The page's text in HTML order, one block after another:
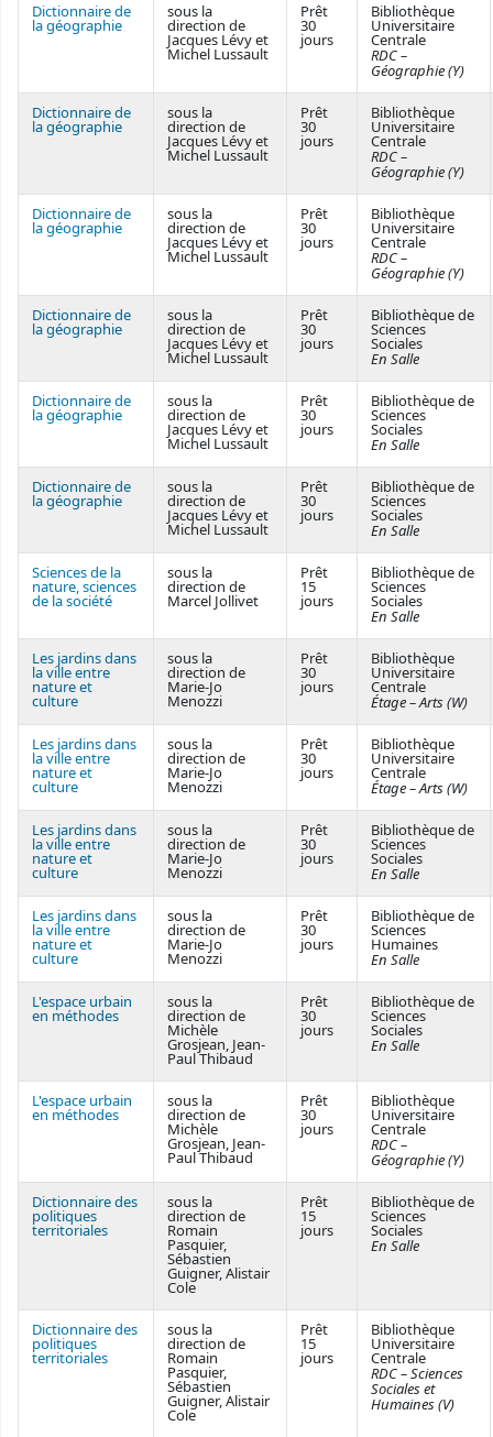
Dictionnaire de
la géographie
sous la
direction de
Jacques Lévy et
Michel Lussault
Prêt
30
jours
Bibliothèque
Universitaire
Centrale
RDC –
Géographie (Y)
Dictionnaire de
la géographie
sous la
direction de
Jacques Lévy et
Michel Lussault
Prêt
30
jours
Bibliothèque
Universitaire
Centrale
RDC –
Géographie (Y)
Dictionnaire de
la géographie
sous la
direction de
Jacques Lévy et
Michel Lussault
Prêt
30
jours
Bibliothèque
Universitaire
Centrale
RDC –
Géographie (Y)
Dictionnaire de
la géographie
sous la
direction de
Jacques Lévy et
Michel Lussault
Prêt
30
jours
Bibliothèque de
Sciences
Sociales
En Salle
Dictionnaire de
la géographie
sous la
direction de
Jacques Lévy et
Michel Lussault
Prêt
30
jours
Bibliothèque de
Sciences
Sociales
En Salle
Dictionnaire de
la géographie
sous la
direction de
Jacques Lévy et
Michel Lussault
Prêt
30
jours
Bibliothèque de
Sciences
Sociales
En Salle
Sciences de la
nature, sciences
de la société
sous la
direction de
Marcel Jollivet
Prêt
15
jours
Bibliothèque de
Sciences
Sociales
En Salle
Les jardins dans
la ville entre
nature et
culture
sous la
direction de
Marie-Jo
Menozzi
Prêt
30
jours
Bibliothèque
Universitaire
Centrale
Étage – Arts (W)
Les jardins dans
la ville entre
nature et
culture
sous la
direction de
Marie-Jo
Menozzi
Prêt
30
jours
Bibliothèque
Universitaire
Centrale
Étage – Arts (W)
Les jardins dans
la ville entre
nature et
culture
sous la
direction de
Marie-Jo
Menozzi
Prêt
30
jours
Bibliothèque de
Sciences
Sociales
En Salle
Les jardins dans
la ville entre
nature et
culture
sous la
direction de
Marie-Jo
Menozzi
Prêt
30
jours
Bibliothèque de
Sciences
Humaines
En Salle
L'espace urbain
en méthodes
sous la
direction de
Michèle
Grosjean, Jean-
Paul Thibaud
Prêt
30
jours
Bibliothèque de
Sciences
Sociales
En Salle
L'espace urbain
en méthodes
sous la
direction de
Michèle
Grosjean, Jean-
Paul Thibaud
Prêt
30
jours
Bibliothèque
Universitaire
Centrale
RDC –
Géographie (Y)
Dictionnaire des
politiques
territoriales
sous la
direction de
Romain
Pasquier,
Sébastien
Guigner, Alistair
Cole
Prêt
15
jours
Bibliothèque de
Sciences
Sociales
En Salle
Dictionnaire des
politiques
territoriales
sous la
direction de
Romain
Pasquier,
Sébastien
Guigner, Alistair
Cole
Prêt
15
jours
Bibliothèque
Universitaire
Centrale
RDC – Sciences
Sociales et
Humaines (V)